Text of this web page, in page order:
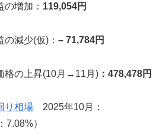
増加： 119,054円
減少(仮)： – 71,784円
格の上昇(10月→11月) ：478,478円
り相場 2025年10月：
）